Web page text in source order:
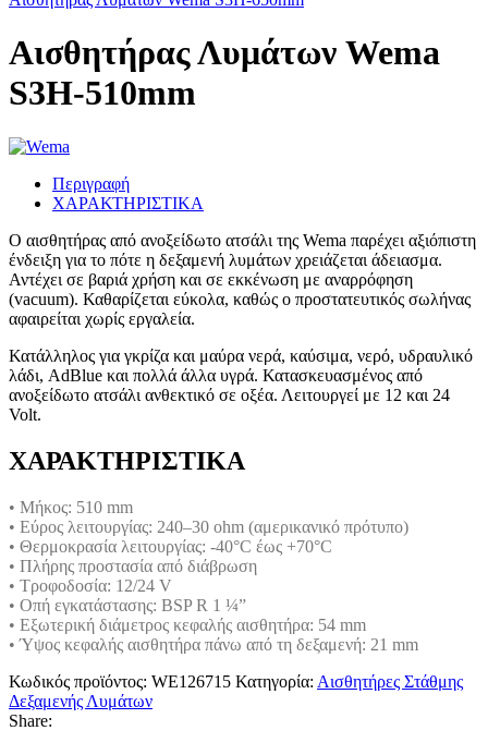
Αισθητήρας Λυμάτων Wema
S3H-510mm
Περιγραφή
ΧΑΡΑΚΤΗΡΙΣΤΙΚΑ
Ο αισθητήρας από ανοξείδωτο ατσάλι της Wema παρέχει αξιόπιστη
ένδειξη για το πότε η δεξαμενή λυμάτων χρειάζεται άδειασμα.
Αντέχει σε βαριά χρήση και σε εκκένωση με αναρρόφηση
(vacuum). Καθαρίζεται εύκολα, καθώς ο προστατευτικός σωλήνας
αφαιρείται χωρίς εργαλεία.
Κατάλληλος για γκρίζα και μαύρα νερά, καύσιμα, νερό, υδραυλικό
λάδι, AdBlue και πολλά άλλα υγρά. Κατασκευασμένος από
ανοξείδωτο ατσάλι ανθεκτικό σε οξέα. Λειτουργεί με 12 και 24
Volt.
ΧΑΡΑΚΤΗΡΙΣΤΙΚΑ
• Μήκος: 510 mm
• Εύρος λειτουργίας: 240–30 ohm (αμερικανικό πρότυπο)
• Θερμοκρασία λειτουργίας: -40°C έως +70°C
• Πλήρης προστασία από διάβρωση
• Τροφοδοσία: 12/24 V
• Οπή εγκατάστασης: BSP R 1 ¼”
• Εξωτερική διάμετρος κεφαλής αισθητήρα: 54 mm
• Ύψος κεφαλής αισθητήρα πάνω από τη δεξαμενή: 21 mm
Κωδικός προϊόντος: WE126715 Κατηγορία: Αισθητήρες Στάθμης
Δεξαμενής Λυμάτων
Share: